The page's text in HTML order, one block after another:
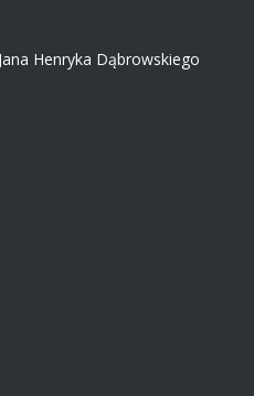
Henryka Dąbrowskiego